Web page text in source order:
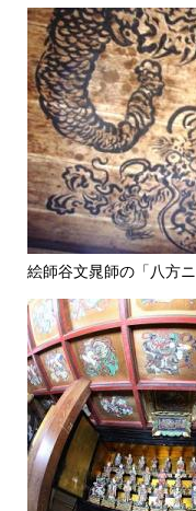
絵師谷文晁師の「八方